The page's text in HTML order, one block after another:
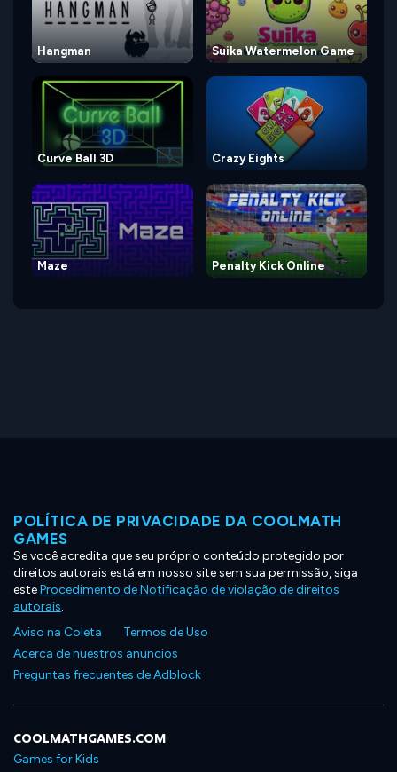
Hangman Suika Watermelon Game
Curve Ball 3D Crazy Eights
Maze Penalty Kick Online
POLÍTICA DE PRIVACIDADE DA COOLMATH
GAMES
Se você acredita que seu próprio conteúdo protegido por
direitos autorais está em nosso site sem sua permissão, siga
esteProcedimento de Notificação de violação de direitos
autorais.
Aviso na Coleta
Termos de Uso
Acerca de nuestros anuncios
Preguntas frecuentes de Adblock
COOLMATHGAMES.COM
Games for Kids